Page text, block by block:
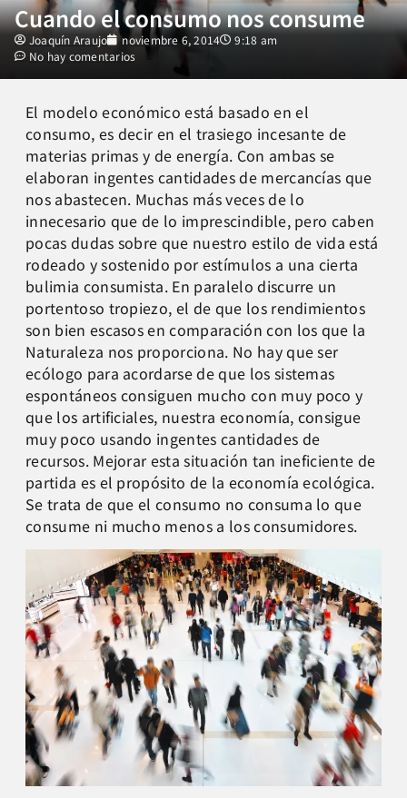
Cuando el consumo nos consume
Joaquín Araujo noviembre 6, 2014
9:18 am
No hay comentarios
El modelo económico está basado en el
consumo, es decir en el trasiego incesante de
materias primas y de energía. Con ambas se
elaboran ingentes cantidades de mercancías que
nos abastecen. Muchas más veces de lo
innecesario que de lo imprescindible, pero caben
pocas dudas sobre que nuestro estilo de vida está
rodeado y sostenido por estímulos a una cierta
bulimia consumista. En paralelo discurre un
portentoso tropiezo, el de que los rendimientos
son bien escasos en comparación con los que la
Naturaleza nos proporciona. No hay que ser
ecólogo para acordarse de que los sistemas
espontáneos consiguen mucho con muy poco y
que los artificiales, nuestra economía, consigue
muy poco usando ingentes cantidades de
recursos. Mejorar esta situación tan ineficiente de
partida es el propósito de la economía ecológica.
Se trata de que el consumo no consuma lo que
consume ni mucho menos a los consumidores.